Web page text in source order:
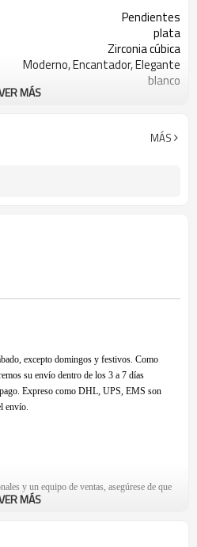
Pendientes
plata
Zirconia cúbica
Moderno, Encantador, Elegante
blanco
MÁS
MÁS
excepto domingos y festivos. Como
su envío dentro de los 3 a 7 días
Expreso como DHL, UPS, EMS son
envío.
y un equipo de ventas, asegúrese de que
tenga una experiencia de compra
MÁS